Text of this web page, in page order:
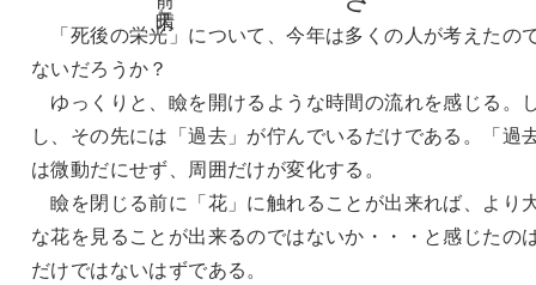
「死後の栄光」について、今年は多くの人が考えたの
ないだろうか？
ゆっくりと、瞼を開けるような時間の流れを感じる。
し、その先には「過去」が佇んでいるだけである。「過
は微動だにせず、周囲だけが変化する。
瞼を閉じる前に「花」に触れることが出来れば、より
な花を見ることが出来るのではないか・・・と感じたの
だけではないはずである。